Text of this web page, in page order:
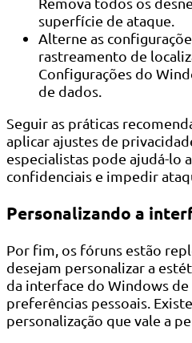
superfície de ataque.
Alterne as
rastreamento de
Configurações do
de dados.
Seguir as práticas
aplicar ajustes de
especialistas pode ajudá-lo
confidenciais e impedir
Personalizando a
Por fim, os fóruns estão
desejam personalizar a
da interface do Windows de
preferências pessoais.
personalização que vale a